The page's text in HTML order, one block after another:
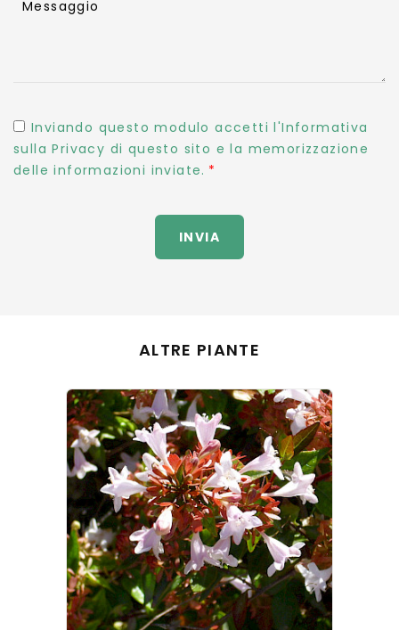
Messaggio
Inviando questo modulo accetti l'Informativa
sulla Privacy di questo sito e la memorizzazione
delle informazioni inviate.
INVIA
ALTRE PIANTE